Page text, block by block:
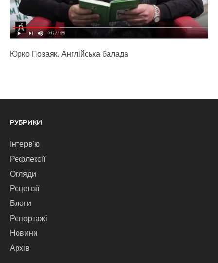
Юрко Позаяк. Англійська балада
РУБРИКИ
Інтерв'ю
Рефлексії
Огляди
Рецензії
Блоги
Репортажі
Новини
Архів